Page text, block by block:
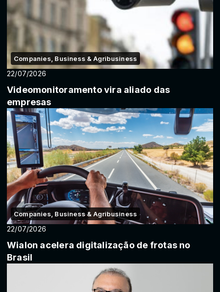
Companies, Business & Agribusiness
22/07/2026
Videomonitoramento vira aliado das
empresas
Companies, Business & Agribusiness
22/07/2026
Wialon acelera digitalização de frotas no
Brasil